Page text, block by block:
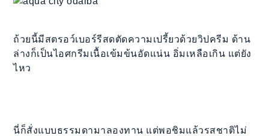
ถ้วยนี้มีสตรอว์เบอร์รีสดตัดความเปรี้ยวด้วยวิปครีม ด้าน
ล่างก็เป็นไอศกรีมเนื้อเข้มข้นอัดแน่น อิ่มเหลือเกิน แต่ยัง
ไหว
นี่ก็สั่งแบบธรรมดามาลองทาน แต่พอชิมแล้วรสชาติไม่